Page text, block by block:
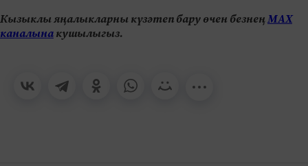
Кызыклы яңалыкларны күзәтеп бару өчен безнеңМАХ
каналынакушылыгыз.